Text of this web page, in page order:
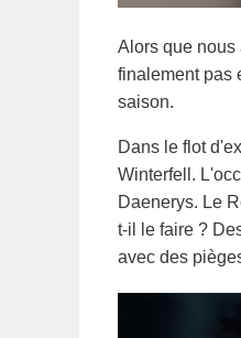
Alors que nous
finalement pas
saison.
Dans le flot
Winterfell.
Daenerys. Le
t-il le faire ?
avec des